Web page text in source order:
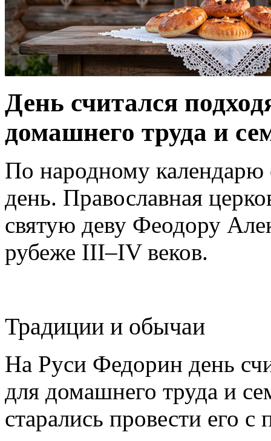
День считался
домашнего труда и
По народному календарю
день. Православная
святую деву Феодору
рубеже III–IV веков.
Традиции и обычаи
На Руси Федорин день
для домашнего труда и
старались провести его с